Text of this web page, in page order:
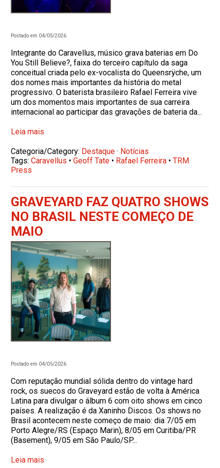
Postado em 04/05/2026
Integrante do Caravellus, músico grava baterias em Do
You Still Believe?, faixa do terceiro capítulo da saga
conceitual criada pelo ex-vocalista do Queensrÿche, um
dos nomes mais importantes da história do metal
progressivo. O baterista brasileiro Rafael Ferreira vive
um dos momentos mais importantes de sua carreira
internacional ao participar das gravações de bateria da...
Leia mais
Categoria/Category: Destaque · Notícias
Tags:Caravellus •Geoff Tate • Rafael Ferreira •TRM
Press
GRAVEYARD FAZ QUATRO SHOWS
NO BRASIL NESTE COMEÇO DE
MAIO
Postado em 04/05/2026
Com reputação mundial sólida dentro do vintage hard
rock, os suecos do Graveyard estão de volta à América
Latina para divulgar o álbum 6 com oito shows em cinco
países. A realização é da Xaninho Discos. Os shows no
Brasil acontecem neste começo de maio: dia 7/05 em
Porto Alegre/RS (Espaço Marin), 8/05 em Curitiba/PR
(Basement), 9/05 em São Paulo/SP...
Leia mais